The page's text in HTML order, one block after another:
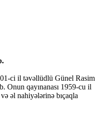
ci il təvəllüdlü Günel Rasim
Onun qayınanası 1959-cu il
əl nahiyələrinə bıçaqla